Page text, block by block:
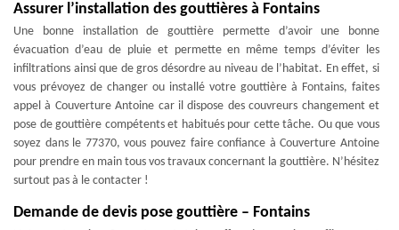
Assurer l’installation des gouttières à Fontains
Une bonne installation de gouttière permette d’avoir une bonne
évacuation d’eau de pluie et permette en même temps d’éviter les
infiltrations ainsi que de gros désordre au niveau de l’habitat. En effet, si
vous prévoyez de changer ou installé votre gouttière à Fontains, faites
appel à Couverture Antoine car il dispose des couvreurs changement et
pose de gouttière compétents et habitués pour cette tâche. Ou que vous
soyez dans le 77370, vous pouvez faire confiance à Couverture Antoine
pour prendre en main tous vos travaux concernant la gouttière. N’hésitez
surtout pas à le contacter !
Demande de devis pose gouttière – Fontains